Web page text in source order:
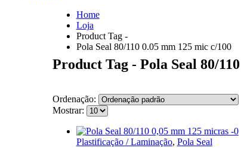
Home
Loja
Product Tag -
Pola Seal 80/110 0.05 mm 125 mic c/100
Product Tag - Pola Seal 80/
Ordenação:
Mostrar:
Plastificação / Laminação, Pola Seal